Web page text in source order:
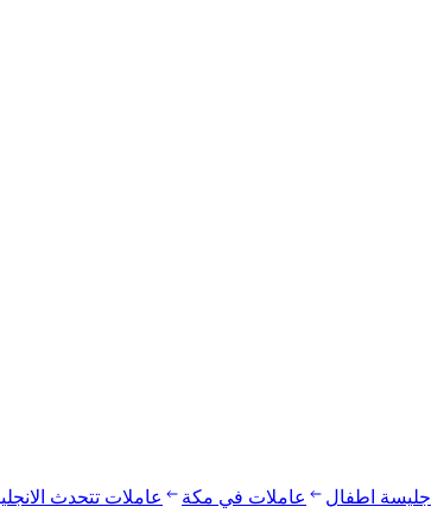
جليسة اطفال عاملات في مكة عاملات تتحدث